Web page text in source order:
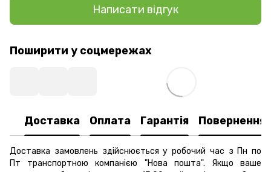
Написати відгук
Поширити у соцмережах
Доставка Оплата Гарантія Повернення
Доставка замовлень здійснюється у робочий час з Пн по
Пт транспортною компанією "Нова пошта". Якщо ваше